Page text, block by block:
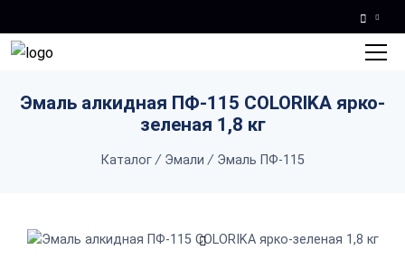
Эмаль алкидная ПФ-115 COLORIKA ярко-
зеленая 1,8 кг
Каталог / Эмали / Эмаль ПФ-115